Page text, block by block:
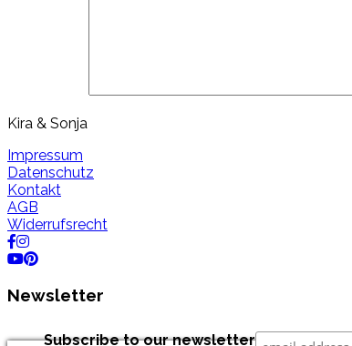
Kira & Sonja
Impressum
Datenschutz
Kontakt
AGB
Widerrufsrecht
Newsletter
Subscribe to our newsletter